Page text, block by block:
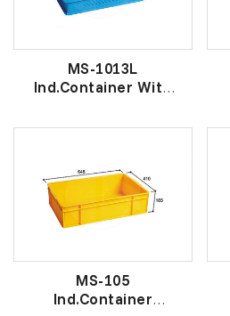
MS-1013L
Ind.Container With
工 业 盒 有 洞
MS-105
Ind.Container